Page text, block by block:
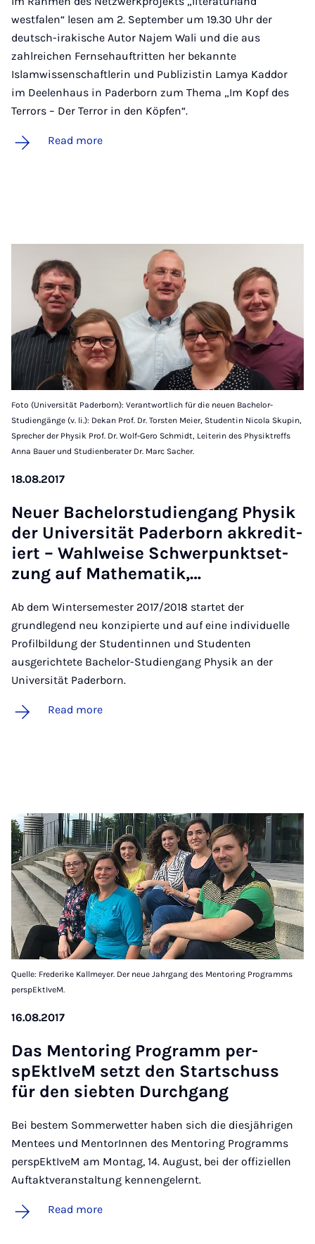
westfalen“ lesen am 2. September um 19.30 Uhr der
deutsch-irakische Autor Najem Wali und die aus
zahlreichen Fernsehauftritten her bekannte
Islamwissenschaftlerin und Publizistin Lamya Kaddor
im Deelenhaus in Paderborn zum Thema „Im Kopf des
Terrors – Der Terror in den Köpfen“.
Read more
Foto (Universität Paderborn): Verantwortlich für die neuen Bachelor-
Studiengänge (v. li.): Dekan Prof. Dr. Torsten Meier, Studentin Nicola Skupin,
Sprecher der Physik Prof. Dr. Wolf-Gero Schmidt, Leiterin des Physiktreffs
Anna Bauer und Studienberater Dr. Marc Sacher.
18.08.2017
Neuer Bach­el­or­stud­i­engang Physik
der Uni­versität Pader­born akkred­it­
iert – Wahl­weise Schwer­punkt­set­
zung auf Math­em­atik,…
Ab dem Wintersemester 2017/2018 startet der
grundlegend neu konzipierte und auf eine individuelle
Profilbildung der Studentinnen und Studenten
ausgerichtete Bachelor-Studiengang Physik an der
Universität Paderborn.
Read more
Quelle: Frederike Kallmeyer. Der neue Jahrgang des Mentoring Programms
perspEktIveM.
16.08.2017
Das Ment­or­ing Pro­gramm per­
spEkt­IveM set­zt den Startschuss
für den siebten Durchgang
Bei bestem Sommerwetter haben sich die diesjährigen
Mentees und MentorInnen des Mentoring Programms
perspEktIveM am Montag, 14. August, bei der offiziellen
Auftaktveranstaltung kennengelernt.
Read more